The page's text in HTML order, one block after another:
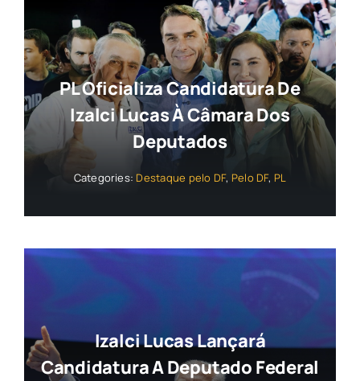
PL Oficializa Candidatura De
Izalci Lucas À Câmara Dos
Deputados
Categories: Destaque pelo DF, Pelo DF, PL
Izalci Lucas Lançará
Candidatura A Deputado Federal